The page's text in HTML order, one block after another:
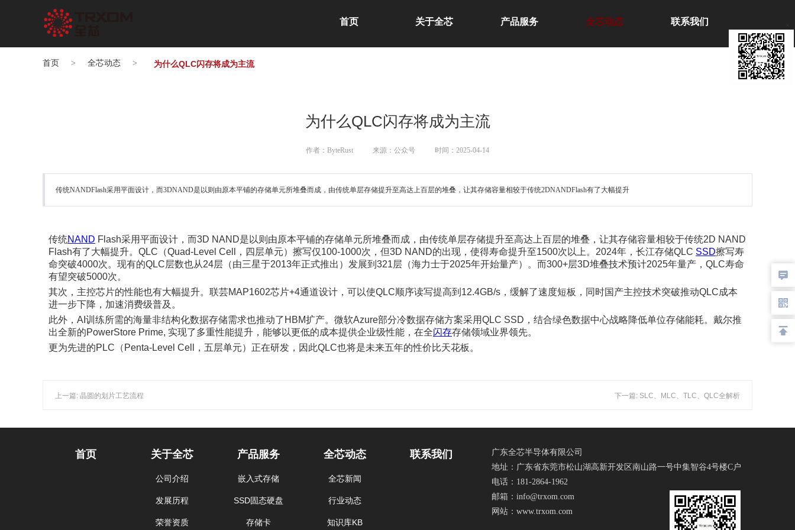
首页 关于全芯 产品服务 全芯动态 联系我们
为什么QLC闪存将成为主流
作者：ByteRust 来源：公众号 时间：2025-04-14
传统NANDFlash采用平面设计，而3DNAND是以则由原本平铺的存储单元所堆叠而成，由传统单层存储提升至高达上百层的堆叠，让其存储容量相较于传统2DNANDFlash有了大幅提升
传统NAND Flash采用平面设计，而3D NAND是以则由原本平铺的存储单元所堆叠而成，由传统单层存储提升至高达上百层的堆叠，让其存储容量相较于传统2D NAND
Flash有了大幅提升。 QLC （Quad-Level Cell，四层单元） 擦写仅100-1000次，但3D NAND的出现，使得寿命提升至1500次以上。2024年，长江存储QLC SSD擦写寿
命突破4000次。现有的QLC层数也从24层（由三星于2013年正式推出）发展到321层（海力士于2025年开始量产）
。而300+层3D堆叠技术预计2025年量产，QLC寿命
有望突破5000次。
其次，主控芯片的性能也有大幅提升。联芸MAP1602芯片+4通道设计，可以使QLC顺序读写提高到12.4GB/s，缓解了速度短板，同时国产主控技术突破推动QLC成本
进一步下降，加速消费级普及。
此外，AI训练所需的海量非结构化数据存储需求也推动了HBM扩产。微软Azure部分冷数据存储方案采用QLC SSD，结合绿色数据中心战略降低单位存储能耗。戴尔推
出全新的PowerStore Prime, 实现了多重性能提升，能够以更低的成本提供企业级性能，在全闪存存储领域业界领先。
更为先进的PLC（Penta-Level Cell，五层单元）正在研发，因此QLC也将是未来五年的性价比天花板。
上一篇: 晶圆的划片工艺流程 下一篇: SLC、MLC、TLC、QLC全解析
首页 > 全芯动态 > 为什么QLC闪存将成为主流
首页 关于全芯
公司介绍
发展历程
荣誉资质
产品服务
嵌入式存储
SSD固态硬盘
存储卡
全芯动态
全芯新闻
行业动态
知识库KB
联系我们
广东全芯半导体有限公司
地址：广东省东莞市松山湖高新开发区南山路一号中集智谷4号楼C户
电话：181-2864-1962
邮箱：info@trxom.com
网站：www.trxom.com